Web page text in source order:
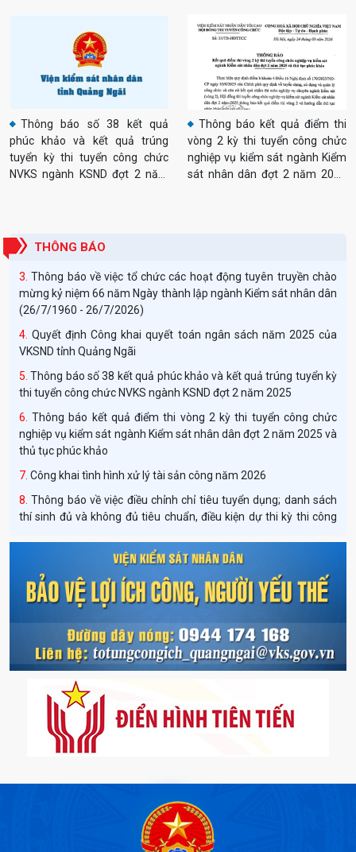
Thông báo số 38 kết quả
phúc khảo và kết quả trúng
tuyển kỳ thi tuyển công chức
NVKS ngành KSND đợt 2 năm
Thông báo kết quả điểm thi
vòng 2 kỳ thi tuyển công chửc
nghiệp vụ kiểm sát ngành Kiểm
sát nhân dân đợt 2 năm 2025
THÔNG BÁO
Thông báo tuyển dụng công chức ngành Kiểm sát nhân dân
sách Nhà nước năm 2026 của Viện kiểm sát nhân dân tỉnh
Quảng Ngãi
Thông báo về việc tổ chức các hoạt động tuyên truyền chào
mừng kỷ niệm 66 năm Ngày thành lập ngành Kiểm sát nhân dân
(26/7/1960 - 26/7/2026)
Quyết định Công khai quyết toán ngân sách năm 2025 của
VKSND tỉnh Quảng Ngãi
Thông báo số 38 kết quả phúc khảo và kết quả trúng tuyển kỳ
thi tuyển công chức NVKS ngành KSND đợt 2 năm 2025
Thông báo kết quả điểm thi vòng 2 kỳ thi tuyển công chửc
nghiệp vụ kiểm sát ngành Kiểm sát nhân dân đợt 2 năm 2025 và
thủ tục phúc khảo
Công khai tình hình xử lý tài sản công năm 2026
Thông báo về việc điều chỉnh chỉ tiêu tuyển dụng; danh sách
thí sinh đủ và không đủ tiêu chuẩn, điều kiện dự thi kỳ thi công
Quyết định công khai bổ sung dự toán năm 2025
Quyết định công khai phân bổ dự toán đầu năm 2026
Thông báo tuyển dụng công chức ngành Kiểm sát nhân dân
năm 2026 theo Nghị định số 179/2024/NĐ-CP
Quyết định về việc công bố công khai phân bổ dự toán ngân
sách Nhà nước năm 2026 của Viện kiểm sát nhân dân tỉnh
Quảng Ngãi
Thông báo về việc tổ chức các hoạt động tuyên truyền chào
mừng kỷ niệm 66 năm Ngày thành lập ngành Kiểm sát nhân dân
(26/7/1960 - 26/7/2026)
VKSND tỉnh Quảng Ngãi
Thông báo số 38 kết quả phúc khảo và kết quả trúng tuyển
kỳ thi tuyển công chức NVKS ngành KSND đợt 2 năm 2025
Thông báo kết quả điểm thi vòng 2 kỳ thi tuyển công chửc